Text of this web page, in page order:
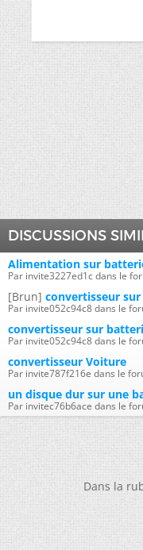
DISCUSSIONS
Alimentation sur
Par invite3227ed1c dans le
[Brun] convertisseur
Par invite052c94c8 dans le
convertisseur sur
Par invite052c94c8 dans le
convertisseur Voiture
Par invite787f216e dans le
un disque dur sur une
Par invitec76b6ace dans le
Dans la